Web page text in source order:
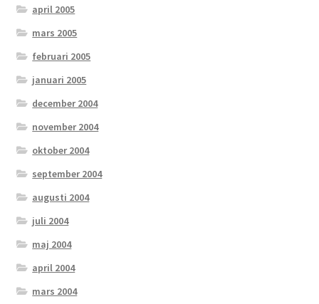
april 2005
mars 2005
februari 2005
januari 2005
december 2004
november 2004
oktober 2004
september 2004
augusti 2004
juli 2004
maj 2004
april 2004
mars 2004